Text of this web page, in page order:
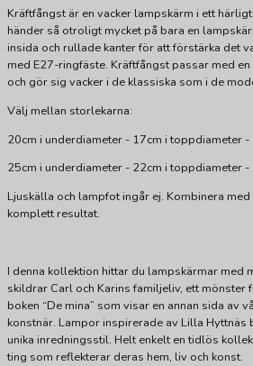
Kräftfångst är en vacker lampskärm i ett
händer så otroligt mycket på bara en
insida och rullade kanter för att förstärka det
med E27-ringfäste. Kräftfångst passar med
och gör sig vacker i de klassiska som i de
Välj mellan storlekarna:
20cm i underdiameter - 17cm i toppdiameter -
25cm i underdiameter - 22cm i toppdiameter -
Ljuskälla och lampfot ingår ej. Kombinera
komplett resultat.
I denna kollektion hittar du lampskärmar med
skildrar Carl och Karins familjeliv, ett
boken “De mina” som visar en annan sida av
konstnär. Lampor inspirerade av Lilla
unika inredningsstil. Helt enkelt en tidlös
ting som reflekterar deras hem, liv och konst.